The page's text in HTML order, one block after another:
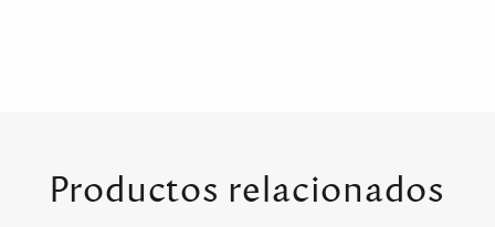
Productos relacionados